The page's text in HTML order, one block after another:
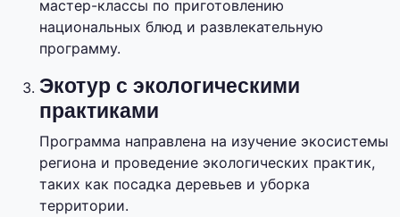
мастер-классы по приготовлению
национальных блюд и развлекательную
программу.
Экотур с экологическими
практиками
Программа направлена на изучение экосистемы
региона и проведение экологических практик,
таких как посадка деревьев и уборка
территории.